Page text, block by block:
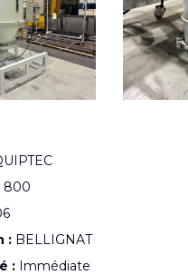
800
: BELLIGNAT
: Immédiate